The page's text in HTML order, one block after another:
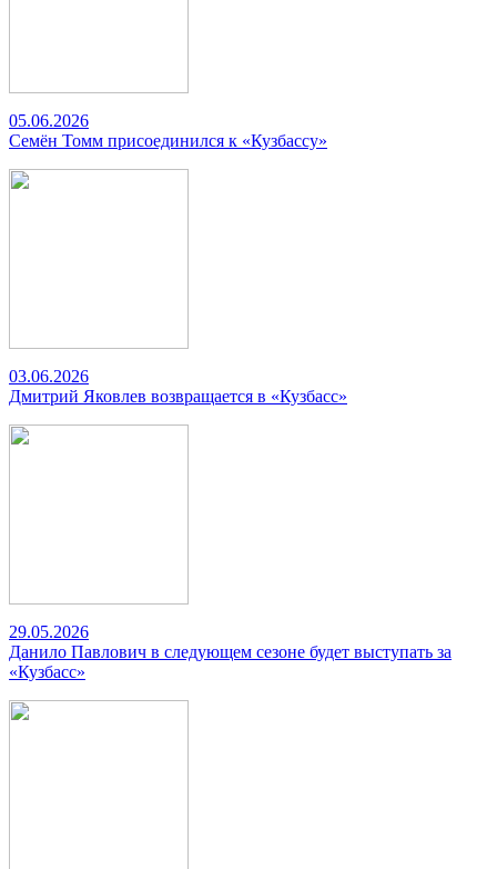
05.06.2026
Семён Томм присоединился к «Кузбассу»
03.06.2026
Дмитрий Яковлев возвращается в «Кузбасс»
29.05.2026
Данило Павлович в следующем сезоне будет выступать за
«Кузбасс»